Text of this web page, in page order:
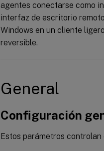
agentes conectarse como
interfaz de escritorio
Windows en un cliente
reversible.
General
Configuración
Estos parámetros